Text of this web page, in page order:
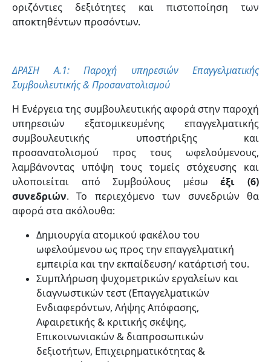
οριζόντιες δεξιότητες και πιστοποίηση των
αποκτηθέντων προσόντων.
ΔΡΑΣΗ Α.1: Παροχή υπηρεσιών Επαγγελματικής
Συμβουλευτικής & Προσανατολισμού
Η Ενέργεια της συμβουλευτικής αφορά στην παροχή
υπηρεσιών εξατομικευμένης επαγγελματικής
συμβουλευτικής υποστήριξης και
προσανατολισμού προς τους ωφελούμενους,
λαμβάνοντας υπόψη τους τομείς στόχευσης και
υλοποιείται από Συμβούλους μέσωέξι (6)
συνεδριών. Το περιεχόμενο των συνεδριών θα
αφορά στα ακόλουθα:
Δημιουργία ατομικού φακέλου του
ωφελούμενου ως προς την επαγγελματική
εμπειρία και την εκπαίδευση/ κατάρτισή του.
Συμπλήρωση ψυχομετρικών εργαλείων και
διαγνωστικών τεστ (Επαγγελματικών
Ενδιαφερόντων, Λήψης Απόφασης,
Αφαιρετικής & κριτικής σκέψης,
Επικοινωνιακών & διαπροσωπικών
δεξιοτήτων, Επιχειρηματικότητας &